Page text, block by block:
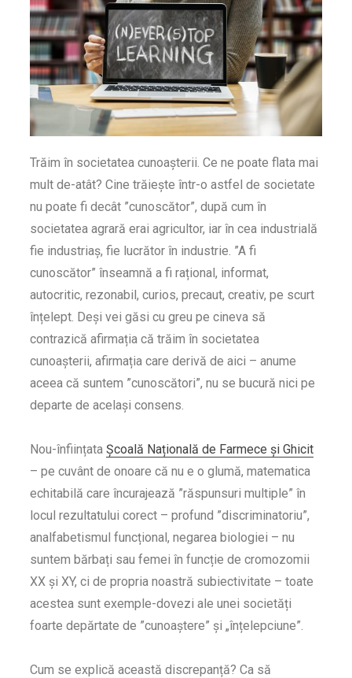
Trăim în societatea cunoașterii. Ce ne poate flata mai
mult de-atât? Cine trăiește într-o astfel de societate
nu poate fi decât ”cunoscător”, după cum în
societatea agrară erai agricultor, iar în cea industrială
fie industriaș, fie lucrător în industrie. ”A fi
cunoscător” înseamnă a fi rațional, informat,
autocritic, rezonabil, curios, precaut, creativ, pe scurt
înțelept. Deși vei găsi cu greu pe cineva să
contrazică afirmația că trăim în societatea
cunoașterii, afirmația care derivă de aici – anume
aceea că suntem ”cunoscători”, nu se bucură nici pe
departe de același consens.
Nou-înființata Școală Națională de Farmece și Ghicit
– pe cuvânt de onoare că nu e o glumă, matematica
echitabilă care încurajează ”răspunsuri multiple” în
locul rezultatului corect – profund ”discriminatoriu”,
analfabetismul funcțional, negarea biologiei – nu
suntem bărbați sau femei în funcție de cromozomii
XX și XY, ci de propria noastră subiectivitate – toate
acestea sunt exemple-dovezi ale unei societăți
foarte depărtate de ”cunoaștere” și „înțelepciune”.
Cum se explică această discrepanță? Ca să